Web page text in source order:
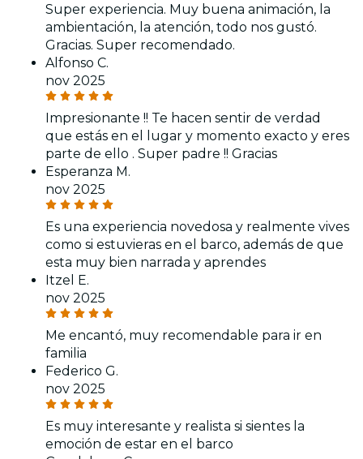
Super experiencia. Muy buena animación, la
ambientación, la atención, todo nos gustó.
Gracias. Super recomendado.
Alfonso C.
nov 2025
Impresionante !! Te hacen sentir de verdad
que estás en el lugar y momento exacto y eres
parte de ello . Super padre !! Gracias
Esperanza M.
nov 2025
Es una experiencia novedosa y realmente vives
como si estuvieras en el barco, además de que
esta muy bien narrada y aprendes
Itzel E.
nov 2025
Me encantó, muy recomendable para ir en
familia
Federico G.
nov 2025
Es muy interesante y realista si sientes la
emoción de estar en el barco